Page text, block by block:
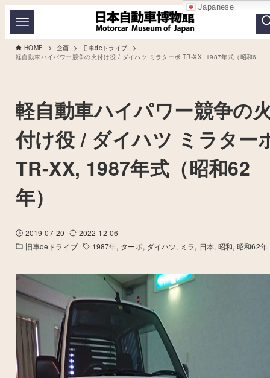
HOME 企画
旧車deドライブ
軽自動車ハイパワー競争の火付け役 / ダイハツ ミラターボ TR-XX, 1987年式（昭和62年）
軽自動車ハイパワー競争の
付け役 / ダイハツ ミラター
TR-XX, 1987年式（昭和62
年）
2019-07-20
2022-12-06
旧車deドライブ
1987年 ターボ ダイハツ ミラ 日本 昭和 昭和62年
Japanese